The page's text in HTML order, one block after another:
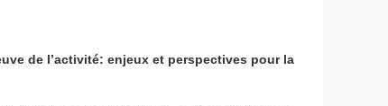
de l’activité: enjeux et perspectives pour la